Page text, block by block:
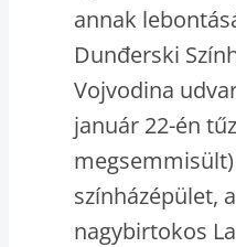
annak
Dunđerski
Vojvodina
január 22-én
megsemmisült)
színházépület,
nagybirtokos